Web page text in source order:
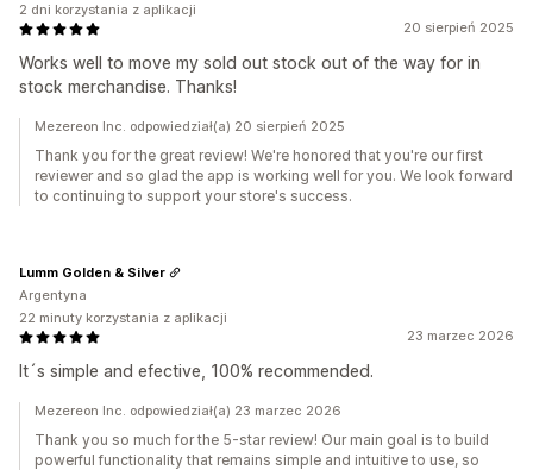
20 sierpień 2025
Works well to move my sold out stock out of the way for in
stock merchandise. Thanks!
2 dni korzystania z aplikacji
Mezereon Inc. odpowiedział(a) 20 sierpień 2025
Thank you for the great review! We're honored that you're our first
reviewer and so glad the app is working well for you. We look forward
to continuing to support your store's success.
23 marzec 2026
It´s simple and efective, 100% recommended.
Lumm Golden & Silver
Argentyna
22 minuty korzystania z aplikacji
Mezereon Inc. odpowiedział(a) 23 marzec 2026
Thank you so much for the 5-star review! Our main goal is to build
powerful functionality that remains simple and intuitive to use, so